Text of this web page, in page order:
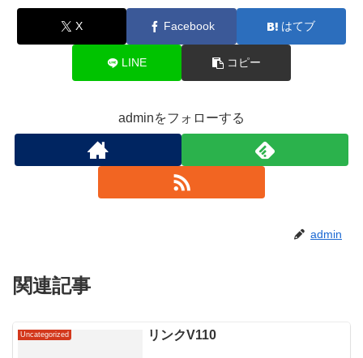
X Facebook はてブ
LINE コピー
adminをフォローする
admin
関連記事
Uncategorized リンクV110